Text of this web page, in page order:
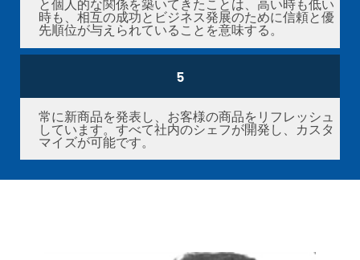
と個人的な関係を築いてきたことは、高い時も低い
時も、相互の成功とビジネス発展のために信頼と優
先順位が与えられていることを意味する。
5
常に新商品を発表し、お客様の商品をリフレッシュ
しています。すべて社内のシェフが開発し、カスタ
マイズが可能です。